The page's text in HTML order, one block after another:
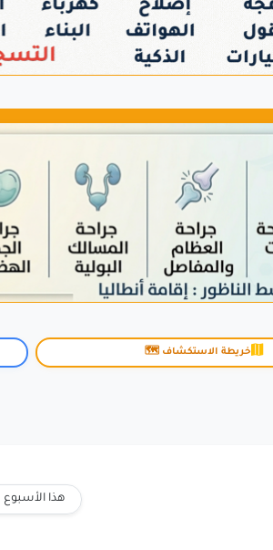
خريطة الاستكشاف 🗺️
هذا الأسبوع